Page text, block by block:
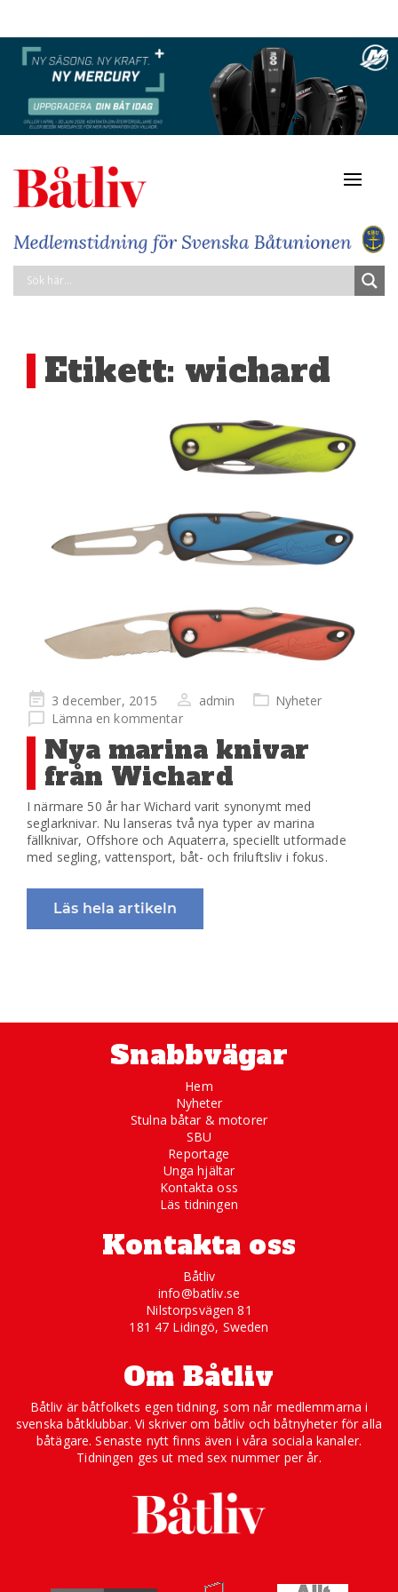
Etikett: wichard
Publicerad
på
3 december, 2015 admin
Nyheter
Lämna en kommentar
Nya marina knivar
från Wichard
I närmare 50 år har Wichard varit synonymt med
seglarknivar. Nu lanseras två nya typer av marina
fällknivar, Offshore och Aquaterra, speciellt utformade
med segling, vattensport, båt- och friluftsliv i fokus.
Läs hela artikeln
Snabbvägar
Hem
Nyheter
Stulna båtar & motorer
SBU
Reportage
Unga hjältar
Kontakta oss
Läs tidningen
Kontakta oss
Båtliv
info@batliv.se
Nilstorpsvägen 81
181 47 Lidingö, Sweden
Om Båtliv
Båtliv är båtfolkets egen tidning, som når medlemmarna i
svenska båtklubbar. Vi skriver om båtliv och båtnyheter för alla
båtägare. Senaste nytt finns även i våra sociala kanaler.
Tidningen ges ut med sex nummer per år.